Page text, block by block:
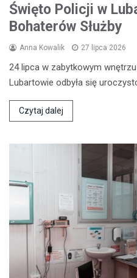
Święto Policji w
Bohaterów Służby
Anna Kowalik 27 lipca 2026
24 lipca w zabytkowym
Lubartowie odbyła się
Czytaj dalej